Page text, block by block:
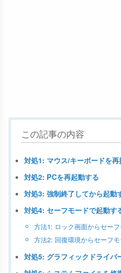
この記事の内容
対処1: マウス/キーボードを再
対処2: PCを再起動する
対処3: 強制終了してから起動
対処4: セーフモードで起動す
方法1: ロック画面からセー
方法2: 回復環境からセーフ
対処5: グラフィックドライバ